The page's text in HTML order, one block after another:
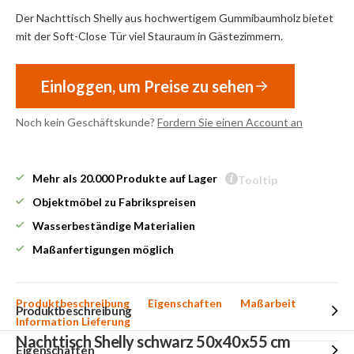
Der Nachttisch Shelly aus hochwertigem Gummibaumholz bietet
mit der Soft-Close Tür viel Stauraum in Gästezimmern.
Einloggen, um Preise zu sehen
Noch kein Geschäftskunde? Fordern Sie einen Account an
Mehr als 20.000 Produkte auf Lager
Tooltip
Objektmöbel zu Fabrikspreisen
Wasserbeständige Materialien
Maßanfertigungen möglich
Produktbeschreibung Eigenschaften
Maßarbeit
Information Lieferung
Produktbeschreibung
Nachttisch Shelly schwarz 50x40x55 cm
Eigenschaften